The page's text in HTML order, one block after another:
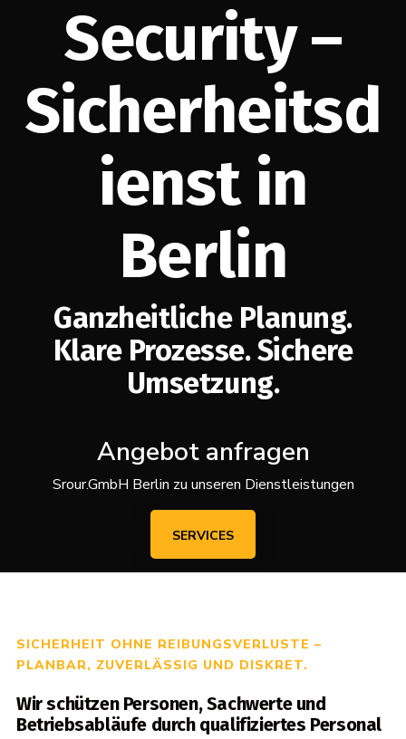
Security –
Sicherheitsd
ienst in
Berlin
Ganzheitliche Planung.
Klare Prozesse. Sichere
Umsetzung.
Angebot anfragen
Srour.GmbH Berlin zu unseren Dienstleistungen
SERVICES
SICHERHEIT OHNE REIBUNGSVERLUSTE –
PLANBAR, ZUVERLÄSSIG UND DISKRET.
Wir schützen Personen, Sachwerte und
Betriebsabläufe durch qualifiziertes Personal